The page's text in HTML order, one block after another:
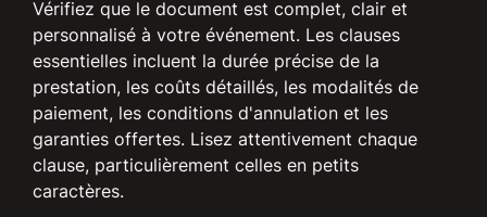
Vérifiez que le document est complet, clair et
personnalisé à votre événement. Les clauses
essentielles incluent la durée précise de la
prestation, les coûts détaillés, les modalités de
paiement, les conditions d'annulation et les
garanties offertes. Lisez attentivement chaque
clause, particulièrement celles en petits
caractères.